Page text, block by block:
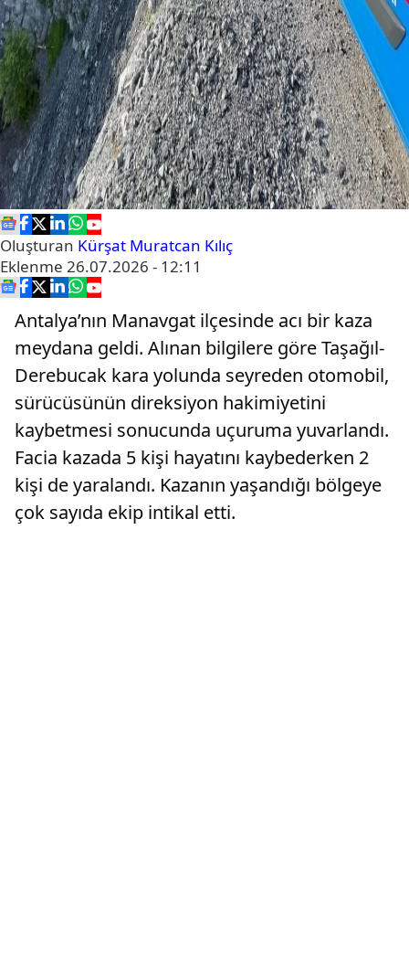
Oluşturan Kürşat Muratcan Kılıç
Eklenme 26.07.2026 - 12:11
Antalya’nın Manavgat ilçesinde acı bir kaza
meydana geldi. Alınan bilgilere göre Taşağıl-
Derebucak kara yolunda seyreden otomobil,
sürücüsünün direksiyon hakimiyetini
kaybetmesi sonucunda uçuruma yuvarlandı.
Facia kazada 5 kişi hayatını kaybederken 2
kişi de yaralandı. Kazanın yaşandığı bölgeye
çok sayıda ekip intikal etti.